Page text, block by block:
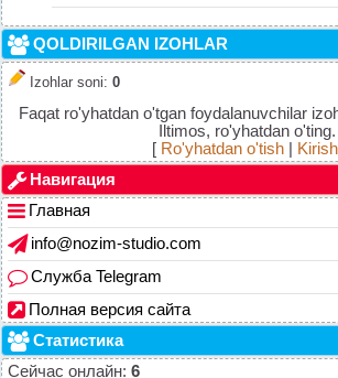
QOLDIRILGAN IZOHLAR
Izohlar soni: 0
Faqat ro'yhatdan o'tgan foydalanuvchilar
Iltimos, ro'yhatdan o'ting.
[ Ro'yhatdan o'tish| Kirish
Навигация
Главная
info@nozim-studio.com
Служба Telegram
Полная версия сайта
Статистика
Сейчас онлайн: 6